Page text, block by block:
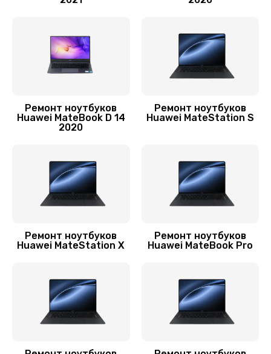
Замена шлейфа матрицы
Ремонт цепей питания
2500 руб.
Замена звуковой карты
Замена шим-контроллера
Замена контроллера питания
Ремонт ноутбуков
Huawei MateBook D 14
2020
Ремонт ноутбуков
Huawei MateStation S
Ремонт ноутбуков
Huawei MateStation X
Ремонт ноутбуков
Huawei MateBook Pro